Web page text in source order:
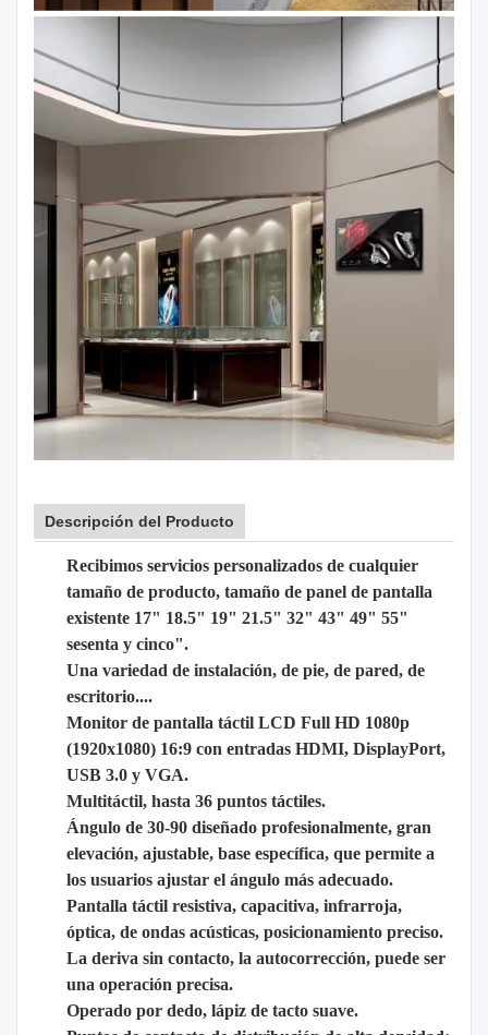
Descripción del Producto
Recibimos servicios personalizados de cualquier
tamaño de producto, tamaño de panel de pantalla
existente 17" 18.5" 19" 21.5" 32" 43" 49" 55"
sesenta y cinco".
Una variedad de instalación, de pie, de pared, de
escritorio....
Monitor de pantalla táctil LCD Full HD 1080p
(1920x1080) 16:9 con entradas HDMI, DisplayPort,
USB 3.0 y VGA.
Multitáctil, hasta 36 puntos táctiles.
Ángulo de 30-90 diseñado profesionalmente, gran
elevación, ajustable, base específica, que permite a
los usuarios ajustar el ángulo más adecuado.
Pantalla táctil resistiva, capacitiva, infrarroja,
óptica, de ondas acústicas, posicionamiento preciso.
La deriva sin contacto, la autocorrección, puede ser
una operación precisa.
Operado por dedo, lápiz de tacto suave.